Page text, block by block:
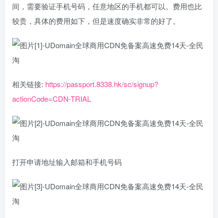
间，需要验证手机号码，任意地区的手机都可以。费用也比
较贵，具体的费用如下，但是速度确实非常的好了。
相关链接: https://passport.8338.hk/sc/signup?
actionCode=CDN-TRIAL
打开申请地址输入邮箱和手机号码